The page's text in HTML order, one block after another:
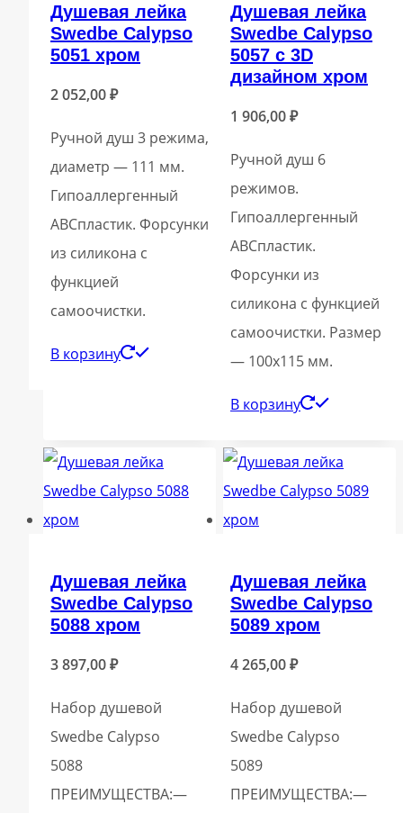
Душевая лейка
Swedbe Calypso
5051 хром
2 052,00₽
Ручной душ 3 режима,
диаметр — 111 мм.
Гипоаллергенный
ABСпластик. Форсунки
из силикона с
функцией
самоочистки.
В корзину
Душевая лейка
Swedbe Calypso
5057 с 3D
дизайном хром
1 906,00₽
Ручной душ 6
режимов.
Гипоаллергенный
ABСпластик.
Форсунки из
силикона с функцией
самоочистки. Размер
— 100х115 мм.
В корзину
Душевая лейка
Swedbe Calypso
5088 хром
3 897,00₽
Набор душевой
Swedbe Calypso
5088
ПРЕИМУЩЕСТВА:—
Душевая лейка
Swedbe Calypso
5089 хром
4 265,00₽
Набор душевой
Swedbe Calypso
ПРЕИМУЩЕСТВА:—